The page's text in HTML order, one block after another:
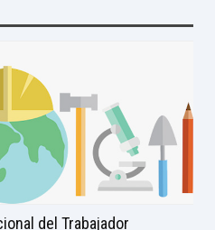
del Trabajador